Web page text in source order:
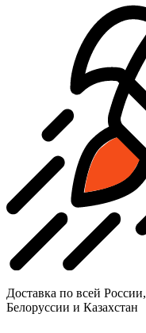
Доставка по всей России,
Белоруссии и Казахстан